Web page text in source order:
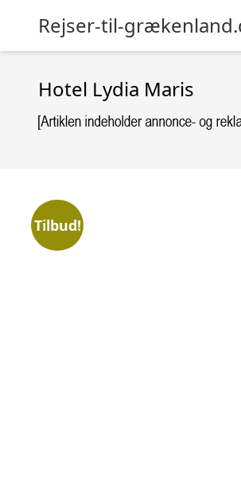
Rejser-til-
Hotel Lydia Maris
Tilbud!